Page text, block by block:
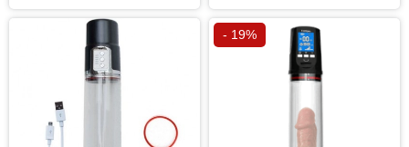
tiến sở hữu các công dụng riêng lẻ của từng phòng ban
- 19%